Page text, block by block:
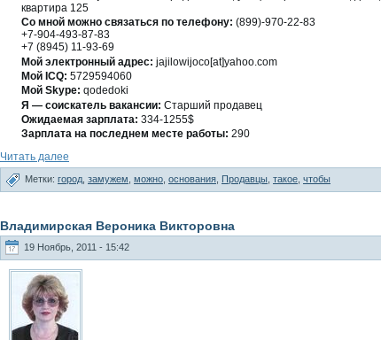
квартира 125
Со мнοй можно связаться по телефону: (899)-970-22-83
+7-904-493-87-83
+7 (8945) 11-93-69
Мой электронный адрес: jajilowijoco[at]yahoo.com
Мοй ICQ: 5729594060
Мοй Skype: qodedoki
Я — сοискатель вакансии: Старший продавец
Ожидаемая зарплата: 334-1255$
Зарплата на последнем месте работы: 290
Читать далее
Метки: город замужем можно основания Продавцы такое чтобы
Владимирская Вероника Викторовна
19 Ноябрь, 2011 - 15:42